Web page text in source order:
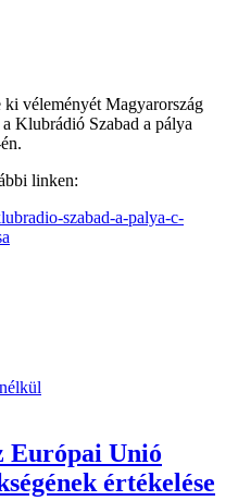
véleményét Magyarország
Klubrádió Szabad a pálya
linken:
szabad-a-palya-c-
Európai Unió
értékelése